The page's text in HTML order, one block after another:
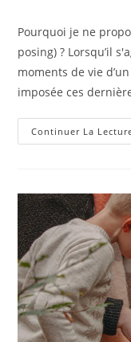
Pourquoi je ne
posing) ? Lorsqu’il
moments de vie
imposée ces
Continuer La